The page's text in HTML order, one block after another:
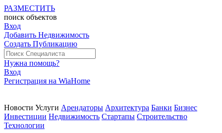
РАЗМЕСТИТЬ
поиск объектов
Вход
Добавить Недвижимость
Создать Публикацию
Нужна помощь?
Вход
Регистрация на WiaHome
Новости Услуги Арендаторы Архитектура Банки Бизнес
Инвестиции Недвижимость Стартапы Строительство
Технологии